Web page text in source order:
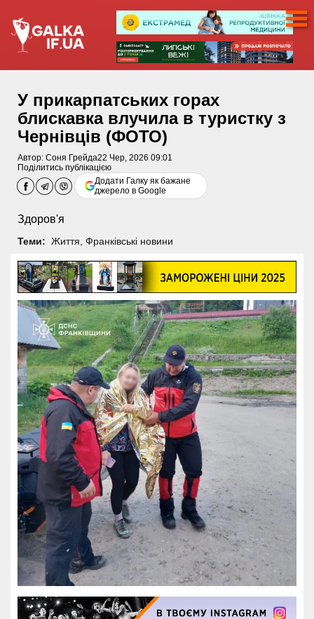
У прикарпатських горах
блискавка влучила в туристку з
Чернівців (ФОТО)
Автор: Соня Грейда22 Чер, 2026 09:01
Поділитись публікацією
Додати Галку як бажане
джерело в Google
Здоров'я
Теми: Життя Франківські новини